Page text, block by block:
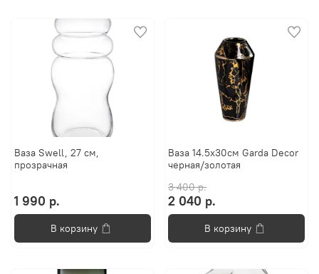
Ваза Swell, 27 см,
прозрачная
1 990 р.
В корзину
Ваза 14.5x30см Garda Decor
черная/золотая
3 400 р.
2 040 р.
В корзину